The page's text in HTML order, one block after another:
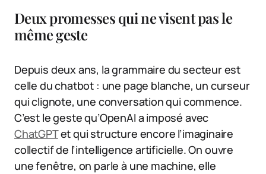
Deux promesses qui ne visent pas le
même geste
Depuis deux ans, la grammaire du secteur est
celle du chatbot : une page blanche, un curseur
qui clignote, une conversation qui commence.
C’est le geste qu’OpenAI a imposé avec
ChatGPTet qui structure encore l’imaginaire
collectif de l’intelligence artificielle. On ouvre
une fenêtre, on parle à une machine, elle